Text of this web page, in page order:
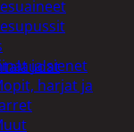
ja sienet
harjat ja